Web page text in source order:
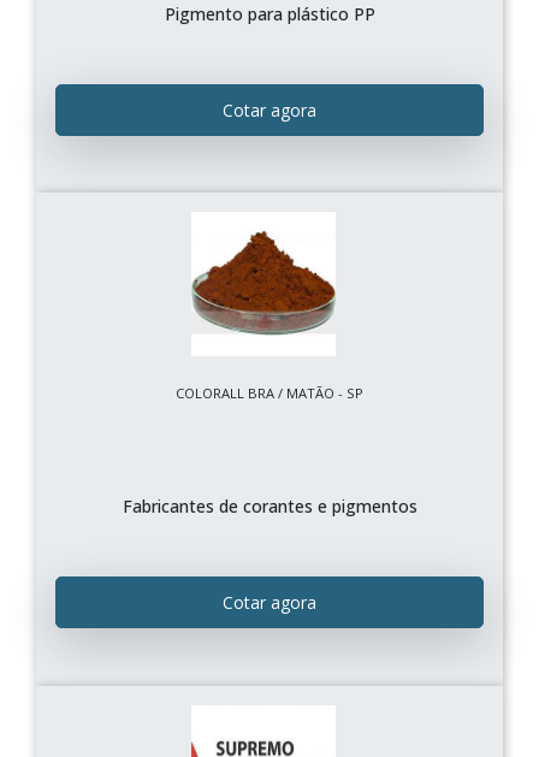
Pigmento para plástico PP
Cotar agora
COLORALL BRA / MATÃO - SP
Fabricantes de corantes e pigmentos
Cotar agora